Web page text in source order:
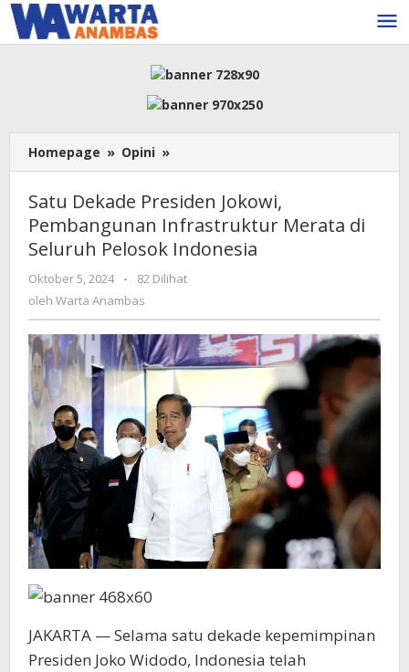
Lewati
ke
konten
Homepage » Opini »
Dekade
Jokowi,
Pembangunan
Infrastruktur
di
Pelosok
Indonesia
Satu Dekade Presiden Jokowi,
Pembangunan Infrastruktur Merata di
Seluruh Pelosok Indonesia
Oktober 5, 2024
oleh
Warta
-
82 Dilihat
oleh Warta Anambas
JAKARTA — Selama satu dekade kepemimpinan
Presiden Joko Widodo, Indonesia telah